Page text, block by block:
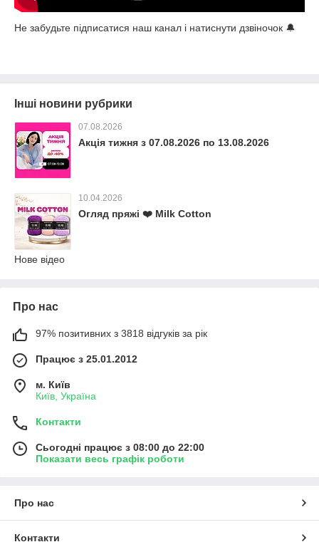
Не забудьте підписатися наш канал і натиснути дзвіночок 🔔
Інші новини рубрики
07.08.2026
Акція тижня з 07.08.2026 по 13.08.2026
10.04.2026
Огляд пряжі ❤️ Milk Cotton
Нове відео
Про нас
97% позитивних з 3818 відгуків за рік
Працює з 25.01.2012
м. Київ
Київ, Україна
Контакти
Сьогодні працює з 08:00 до 22:00
Показати весь графік роботи
Про нас
Контакти